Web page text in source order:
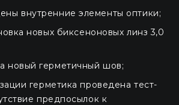
внутренние элементы оптики;
новых биксеноновых линз 3,0
новый герметичный шов;
герметика проведена тест-
предпосылок к